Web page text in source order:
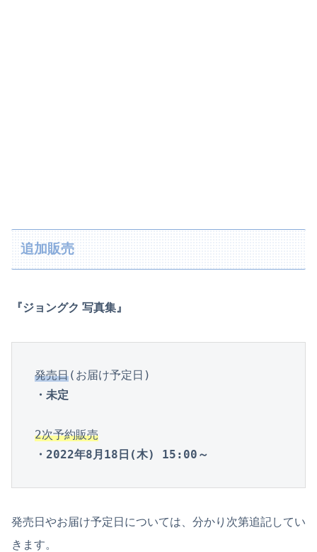
追加販売
『ジョングク 写真集』
発売日
・未定
2次予約販売
・2022年8月18日(木) 15:00～
発売日やお届け予定日については、分かり次第追記してい
きます。